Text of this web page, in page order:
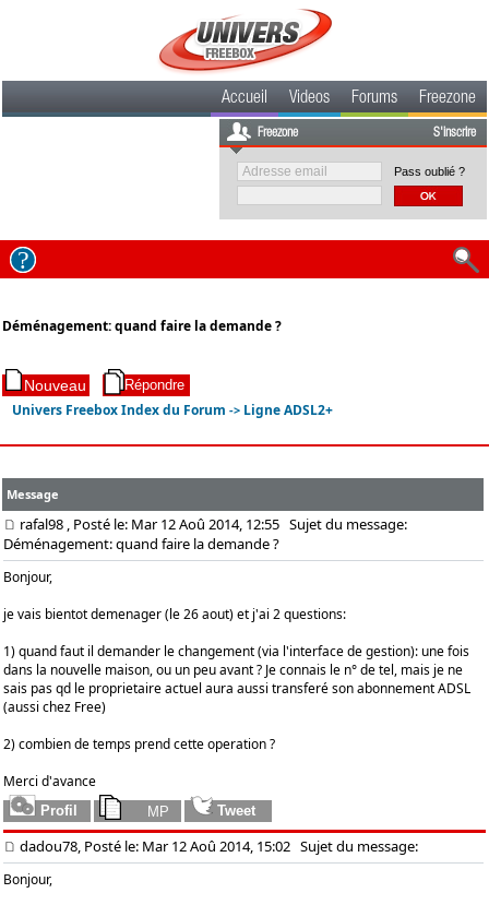
Accueil Videos Forums Freezone
Freezone S'inscrire
Pass oublié ?
Déménagement: quand faire la demande ?
Univers Freebox Index du Forum -> Ligne ADSL2+
Message
rafal98 , Posté le: Mar 12 Aoû 2014, 12:55 Sujet du message:
Déménagement: quand faire la demande ?
Bonjour,
je vais bientot demenager (le 26 aout) et j'ai 2 questions:
1) quand faut il demander le changement (via l'interface de gestion): une fois
dans la nouvelle maison, ou un peu avant ? Je connais le n° de tel, mais je ne
sais pas qd le proprietaire actuel aura aussi transferé son abonnement ADSL
(aussi chez Free)
2) combien de temps prend cette operation ?
Merci d'avance
dadou78, Posté le: Mar 12 Aoû 2014, 15:02 Sujet du message:
Bonjour,